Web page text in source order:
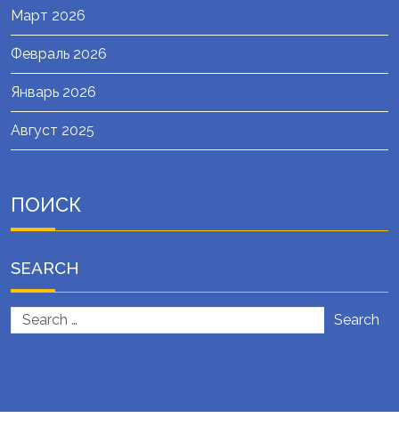
Март 2026
Февраль 2026
Январь 2026
Август 2025
ПОИСК
SEARCH
Search